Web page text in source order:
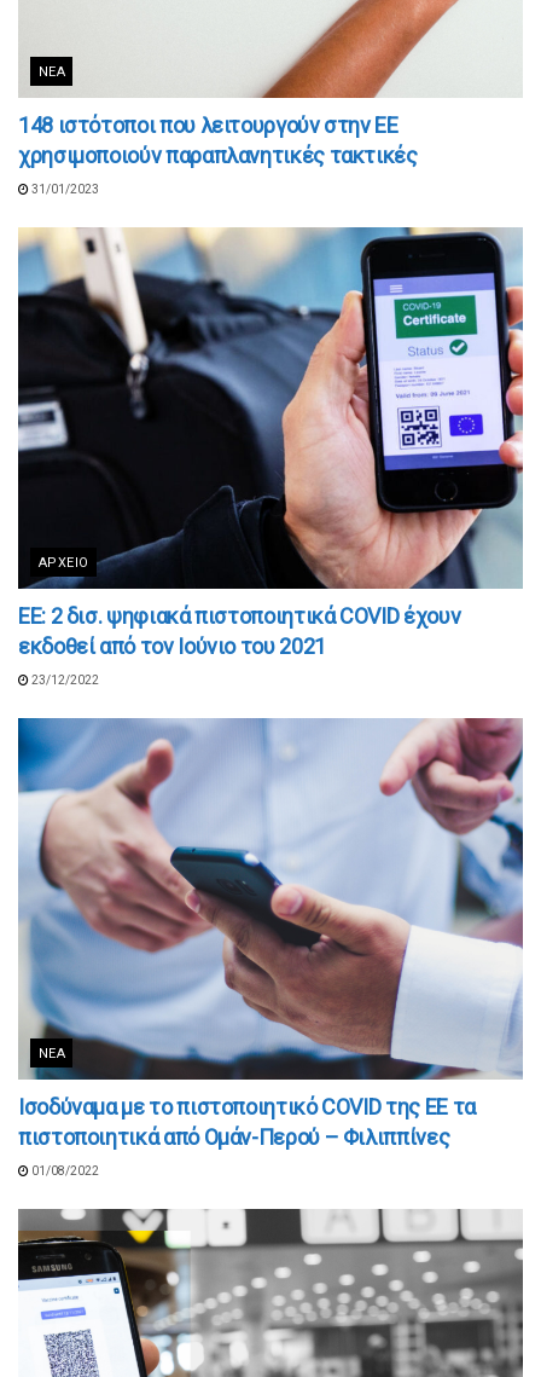
ΝΈΑ
148 ιστότοποι που λειτουργούν στην ΕΕ
χρησιμοποιούν παραπλανητικές τακτικές
31/01/2023
ΑΡΧΕΊΟ
ΕΕ: 2 δισ. ψηφιακά πιστοποιητικά COVID έχουν
εκδοθεί από τον Ιούνιο του 2021
23/12/2022
ΝΈΑ
Ισοδύναμα με το πιστοποιητικό COVID της ΕΕ τα
πιστοποιητικά από Ομάν-Περού – Φιλιππίνες
01/08/2022